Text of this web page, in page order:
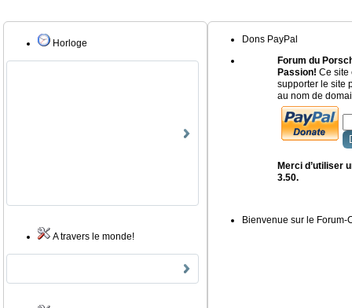
Horloge
A travers le monde!
Dons PayPal
Forum du
Passion! Ce site
supporter le site
au nom de
Merci d’utiliser
3.50.
Bienvenue sur le Forum-